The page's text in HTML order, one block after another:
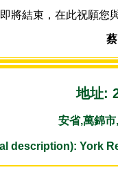
將結束，在此祝願您
地址:
安省,萬錦
description): York